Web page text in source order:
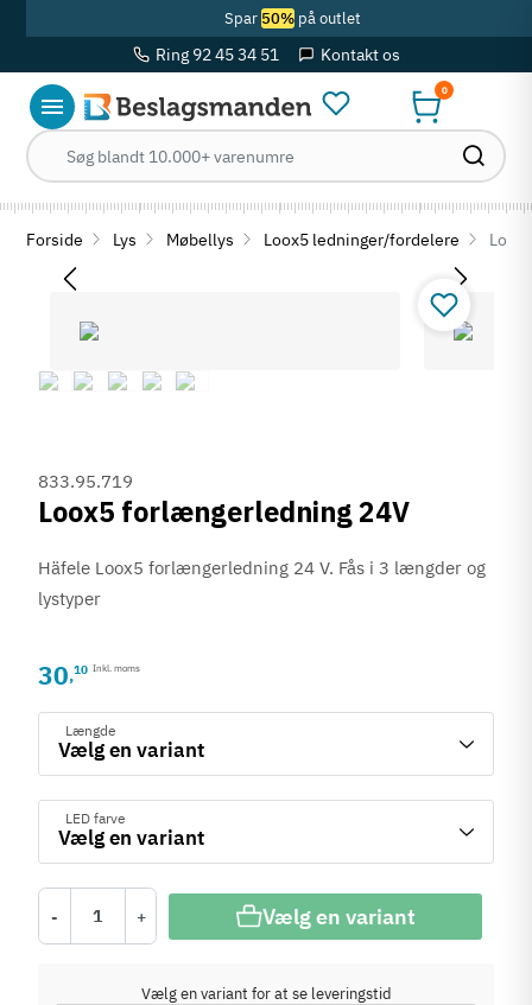
Spar 50%på outlet
Ring 92 45 34 51 Kontakt os
0
Forside Lys Møbellys Loox5 ledninger/fordelere
833.95.719
Loox5 forlængerledning 24V
Häfele Loox5 forlængerledning 24 V. Fås i 3 længder og
lystyper
30,10 Inkl. moms
Længde
LED farve
- + Vælg en variant
Vælg en variant for at se leveringstid